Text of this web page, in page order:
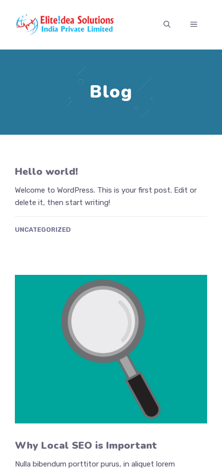
content
MENU
Blog
Hello world!
Welcome to WordPress. This is your first post. Edit or
delete it, then start writing!
UNCATEGORIZED
Why Local SEO is Important
Nulla bibendum porttitor purus, in aliquet lorem